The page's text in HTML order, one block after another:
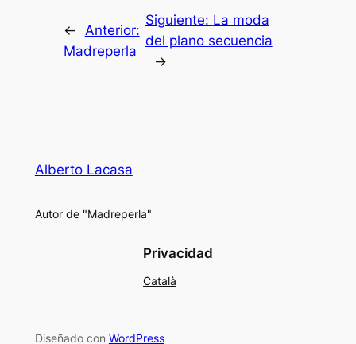
←
Anterior:
Madreperla
Siguiente: La moda
del plano secuencia
→
Alberto Lacasa
Autor de "Madreperla"
Privacidad
Català
Diseñado con WordPress